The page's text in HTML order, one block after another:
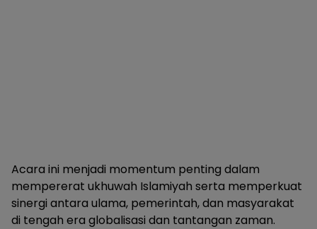
Acara ini menjadi momentum penting dalam
mempererat ukhuwah Islamiyah serta memperkuat
sinergi antara ulama, pemerintah, dan masyarakat
di tengah era globalisasi dan tantangan zaman.